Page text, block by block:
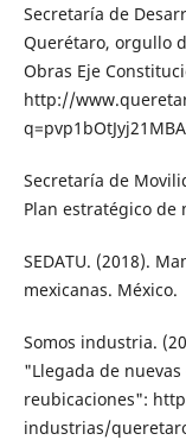
Secretaría de
Querétaro, orgullo
Obras Eje
http://
Secretaría de
Plan estratégico de
SEDATU. (2018).
mexicanas. México.
Somos industria.
"Llegada de
reubicaciones":
indus­trias/